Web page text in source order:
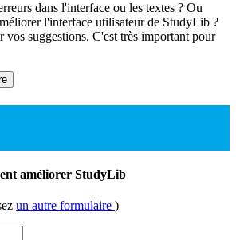
dans l'interface ou les textes ? Ou
l'interface utilisateur de StudyLib ?
vos suggestions. C'est très important pour
améliorer StudyLib
un autre formulaire )